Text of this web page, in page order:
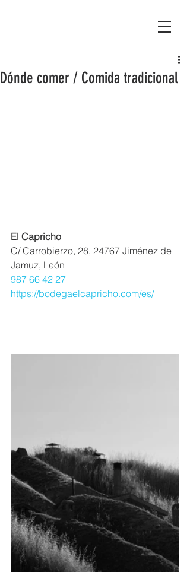
Dónde comer / Comida tradicional
El Capricho
C/ Carrobierzo, 28, 24767 Jiménez de
Jamuz, León
987 66 42 27
https://bodegaelcapricho.com/es/